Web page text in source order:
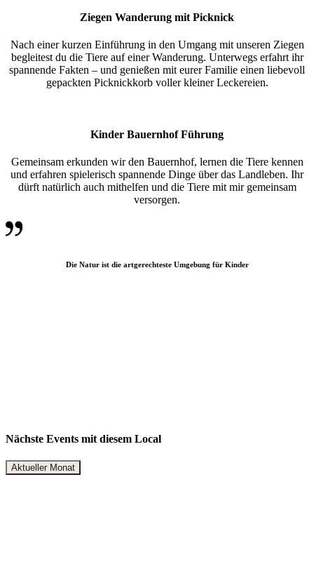
Ziegen Wanderung mit Picknick
Nach einer kurzen Einführung in den Umgang mit unseren Ziegen
begleitest du die Tiere auf einer Wanderung. Unterwegs erfahrt ihr
spannende Fakten – und genießen mit eurer Familie einen liebevoll
gepackten Picknickkorb voller kleiner Leckereien.
Kinder Bauernhof Führung
Gemeinsam erkunden wir den Bauernhof, lernen die Tiere kennen
und erfahren spielerisch spannende Dinge über das Landleben. Ihr
dürft natürlich auch mithelfen und die Tiere mit mir gemeinsam
versorgen.
Die Natur ist die artgerechteste Umgebung für Kinder
Nächste Events mit diesem Local
Aktueller Monat